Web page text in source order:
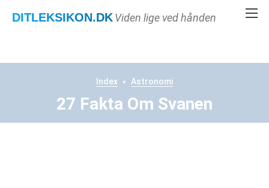
DITLEKSIKON.DKViden lige ved hånden
Index Astronomi
27 Fakta Om Svanen